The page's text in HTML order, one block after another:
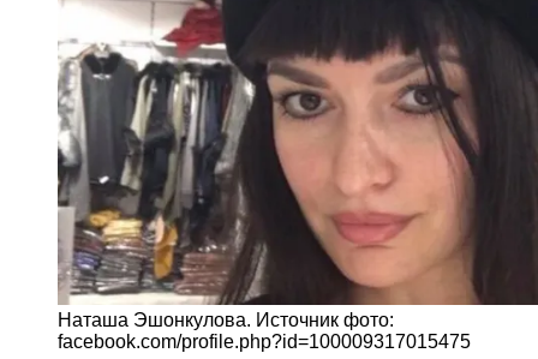
Наташа Эшонкулова. Источник фото:
facebook.com/profile.php?id=100009317015475